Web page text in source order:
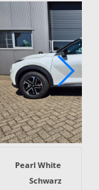
Pearl White
Schwarz